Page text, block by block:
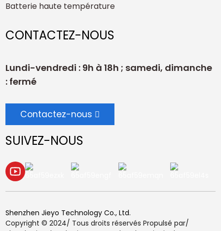
Batterie haute température
CONTACTEZ-NOUS
Lundi-vendredi : 9h à 18h ; samedi, dimanche
: fermé
Contactez-nous
SUIVEZ-NOUS
Shenzhen Jieyo Technology Co., Ltd.
Copyright © 2024/ Tous droits réservés Propulsé par/